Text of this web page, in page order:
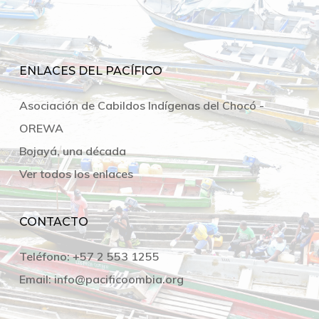
ENLACES DEL PACÍFICO
Asociación de Cabildos Indígenas del Chocó -
OREWA
Bojayá, una década
Ver todos los enlaces
CONTACTO
Teléfono:+57 2 553 1255
Email: info@pacificoombia.org